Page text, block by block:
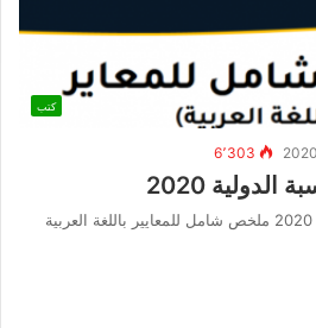
كتب
6٬303
2020
ملخص معايير المحاسبة الدولية 2020 ملخص شامل للمعايير باللغة العربية